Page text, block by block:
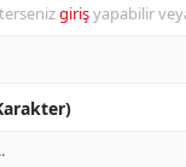
girişyapabilir